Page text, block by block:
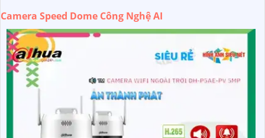
Camera Speed Dome Công Nghệ AI